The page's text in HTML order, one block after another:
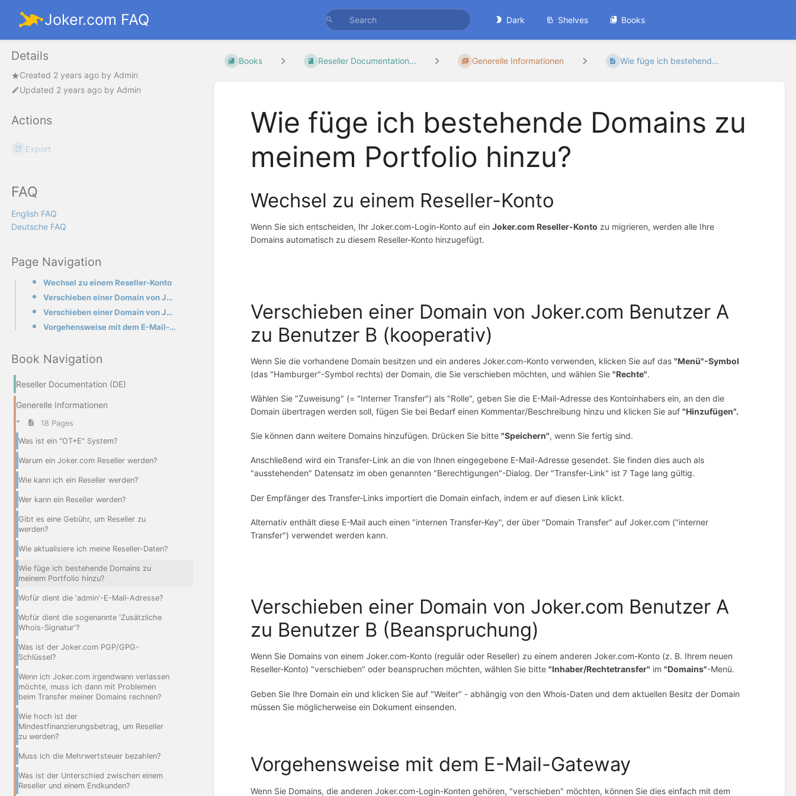
Joker.com FAQ Dark Shelves Books
Details
Created 2 years ago by Admin
Updated 2 years ago by Admin
Actions
Export
FAQ
English FAQ
Deutsche FAQ
Page Navigation
Wechsel zu einem Reseller-Konto
Verschieben einer Domain von Joker.com Benutzer A zu Benutzer B (kooperativ)
Verschieben einer Domain von Joker.com Benutzer A zu Benutzer B (Beanspruchung)
Vorgehensweise mit dem E-Mail-Gateway
Book Navigation
Reseller Documentation (DE)
Generelle Informationen
18 Pages
Was ist ein "OT+E" System?
Warum ein Joker.com Reseller werden?
Wie kann ich ein Reseller werden?
Wer kann ein Reseller werden?
Gibt es eine Gebühr, um Reseller zu
werden?
Wie aktualisiere ich meine Reseller-Daten?
Wie füge ich bestehende Domains zu
meinem Portfolio hinzu?
Wofür dient die 'admin'-E-Mail-Adresse?
Wofür dient die sogenannte 'Zusätzliche
Whois-Signatur'?
Was ist der Joker.com PGP/GPG-
Schlüssel?
Wenn ich Joker.com irgendwann verlassen
möchte, muss ich dann mit Problemen
beim Transfer meiner Domains rechnen?
Wie hoch ist der
Mindestfinanzierungsbetrag, um Reseller
zu werden?
Muss ich die Mehrwertsteuer bezahlen?
Was ist der Unterschied zwischen einem
Reseller und einem Endkunden?
Books Reseller Documentation... Generelle Informationen Wie füge ich bestehend...
Wie füge ich bestehende Domains zu
meinem Portfolio hinzu?
Wechsel zu einem Reseller-Konto
Wenn Sie sich entscheiden, Ihr Joker.com-Login-Konto auf einJoker.com Reseller-Konto zu migrieren, werden alle Ihre
Domains automatisch zu diesem Reseller-Konto hinzugefügt.
Verschieben einer Domain von Joker.com Benutzer A
zu Benutzer B (kooperativ)
Wenn Sie die vorhandene Domain besitzen und ein anderes Joker.com-Konto verwenden, klicken Sie auf das"Menü"-Symbol
(das "Hamburger"-Symbol rechts) der Domain, die Sie verschieben möchten, und wählen Sie"Rechte".
Wählen Sie "Zuweisung" (= "Interner Transfer") als "Rolle", geben Sie die E-Mail-Adresse des Kontoinhabers ein, an den die
Domain übertragen werden soll, fügen Sie bei Bedarf einen Kommentar/Beschreibung hinzu und klicken Sie auf"Hinzufügen".
Sie können dann weitere Domains hinzufügen. Drücken Sie bitte"Speichern", wenn Sie fertig sind.
Anschließend wird ein Transfer-Link an die von Ihnen eingegebene E-Mail-Adresse gesendet. Sie finden dies auch als
"ausstehenden" Datensatz im oben genannten "Berechtigungen"-Dialog. Der "Transfer-Link" ist 7 Tage lang gültig.
Der Empfänger des Transfer-Links importiert die Domain einfach, indem er auf diesen Link klickt.
Alternativ enthält diese E-Mail auch einen "internen Transfer-Key", der über "Domain Transfer" auf Joker.com ("interner
Transfer") verwendet werden kann.
Verschieben einer Domain von Joker.com Benutzer A
zu Benutzer B (Beanspruchung)
Wenn Sie Domains von einem Joker.com-Konto (regulär oder Reseller) zu einem anderen Joker.com-Konto (z. B. Ihrem neuen
Reseller-Konto) "verschieben" oder beanspruchen möchten, wählen Sie bitte"Inhaber/Rechtetransfer" im"Domains"-Menü.
Geben Sie Ihre Domain ein und klicken Sie auf "Weiter" - abhängig von den Whois-Daten und dem aktuellen Besitz der Domain
müssen Sie möglicherweise ein Dokument einsenden.
Vorgehensweise mit dem E-Mail-Gateway
Wenn Sie Domains, die anderen Joker.com-Login-Konten gehören, "verschieben" möchten, können Sie dies einfach mit dem